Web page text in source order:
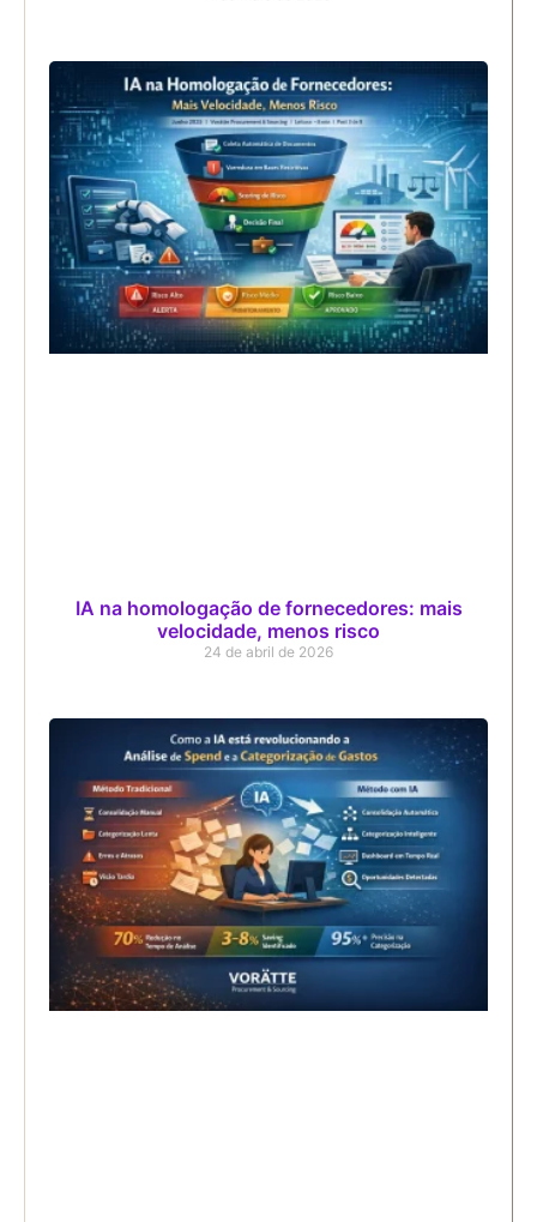
IA na homologação de fornecedores: mais
velocidade, menos risco
24 de abril de 2026